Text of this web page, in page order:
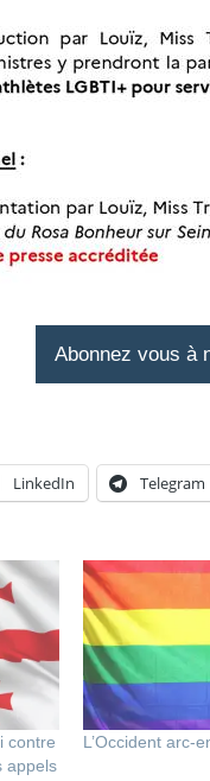
Abonnez vous à
LinkedIn Telegram
contre
appels
L’Occident arc-